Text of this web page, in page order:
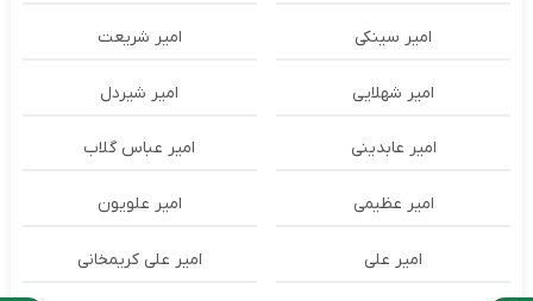
امیر سینکی امیر شریعت
امیر شهلایی امیر شیردل
امیر عابدینی امیر عباس گلاب
امیر عظیمی امیر علویون
امیر علی امیر علی کریمخانی